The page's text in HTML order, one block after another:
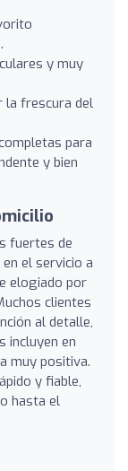
y muy
la frescura del
para
y bien
fuertes de
el servicio a
elogiado por
clientes
al detalle,
incluyen en
muy positiva.
y fiable,
hasta el